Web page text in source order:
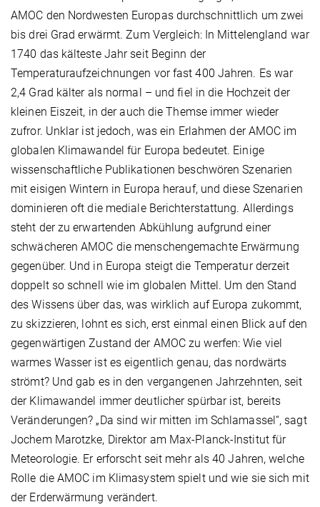
AMOC den Nordwesten Europas durchschnittlich um zwei
bis drei Grad erwärmt. Zum Vergleich: In Mittelengland war
1740 das kälteste Jahr seit Beginn der
Temperaturaufzeichnungen vor fast 400 Jahren. Es war
2,4 Grad kälter als normal – und fiel in die Hochzeit der
kleinen Eiszeit, in der auch die Themse immer wieder
zufror. Unklar ist jedoch, was ein Erlahmen der AMOC im
globalen Klimawandel für Europa bedeutet. Einige
wissenschaftliche Publikationen beschwören Szenarien
mit eisigen Wintern in Europa herauf, und diese Szenarien
dominieren oft die me­diale Berichterstattung. Allerdings
steht der zu erwartenden Abkühlung aufgrund einer
schwächeren AMOC die menschengemachte Erwärmung
gegenüber. Und in Europa steigt die Temperatur derzeit
doppelt so schnell wie im globalen Mittel. Um den Stand
des Wissens über das, was wirklich auf Europa zukommt,
zu skiz­zieren, lohnt es sich, erst einmal einen Blick auf den
gegenwärtigen Zustand der AMOC zu werfen: Wie viel
warmes Wasser ist es eigentlich genau, das nordwärts
strömt? Und gab es in den vergangenen Jahrzehnten, seit
der Klimawandel immer deutlicher spürbar ist, bereits
Veränderungen? „Da sind wir mitten im Schlamassel“, sagt
Jochem Marotzke, Direktor am Max-Planck-Institut für
Meteorologie. Er erforscht seit mehr als 40 Jahren, welche
Rolle die AMOC im Klimasystem spielt und wie sie sich mit
der Erderwärmung verändert.